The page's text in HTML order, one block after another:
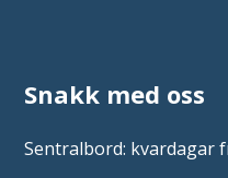
Snakk med oss
Sentralbord: kvardagar